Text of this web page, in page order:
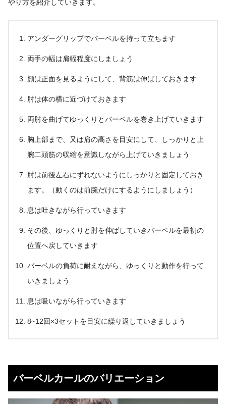
やり方を紹介していきます。
アンダーグリップでバーベルを持って立ちます
両手の幅は肩幅程度にしましょう
顔は正面を見るようにして、背筋は伸ばしておきます
肘は体の横に近づけておきます
両肘を曲げてゆっくりとバーベルを巻き上げていきます
胸上部まで、又は肩の高さを目安にして、しっかりと上
腕二頭筋の収縮を意識しながら上げていきましょう
肘は前後左右にずれないようにしっかりと固定しておき
ます。（動くのは前腕だけにするようにしましょう）
息は吐きながら行っていきます
その後、ゆっくりと肘を伸ばしていきバーベルを最初の
位置へ戻していきます
バーベルの負荷に耐えながら、ゆっくりと動作を行って
いきましょう
息は吸いながら行っていきます
8~12回×3セットを目安に繰り返していきましょう
バーベルカールのバリエーション